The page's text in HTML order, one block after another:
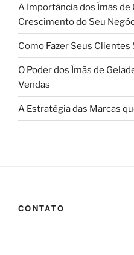
A Importância dos Ímãs de
Crescimento do Seu
Como Fazer Seus
O Poder dos Ímãs de
Vendas
A Estratégia das Marcas
CONTATO